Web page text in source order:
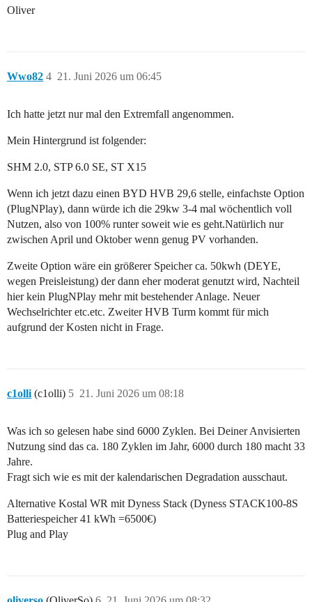
Oliver
Wwo82 21. Juni 2026 um 06:45
4
Ich hatte jetzt nur mal den Extremfall angenommen.
Mein Hintergrund ist folgender:
SHM 2.0, STP 6.0 SE, ST X15
Wenn ich jetzt dazu einen BYD HVB 29,6 stelle, einfachste Option
(PlugNPlay), dann würde ich die 29kw 3-4 mal wöchentlich voll
Nutzen, also von 100% runter soweit wie es geht.Natürlich nur
zwischen April und Oktober wenn genug PV vorhanden.
Zweite Option wäre ein größerer Speicher ca. 50kwh (DEYE,
wegen Preisleistung) der dann eher moderat genutzt wird, Nachteil
hier kein PlugNPlay mehr mit bestehender Anlage. Neuer
Wechselrichter etc.etc. Zweiter HVB Turm kommt für mich
aufgrund der Kosten nicht in Frage.
c1olli (c1olli) 21. Juni 2026 um 08:18
5
Was ich so gelesen habe sind 6000 Zyklen. Bei Deiner Anvisierten
Nutzung sind das ca. 180 Zyklen im Jahr, 6000 durch 180 macht 33
Jahre.
Fragt sich wie es mit der kalendarischen Degradation ausschaut.
Alternative Kostal WR mit Dyness Stack (Dyness STACK100-8S
Batteriespeicher 41 kWh =6500€)
Plug and Play